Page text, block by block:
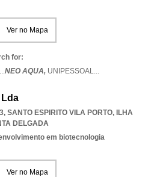
Ver no Mapa
for:
NEO AQUA, UNIPESSOAL...
, SANTO ESPIRITO VILA PORTO, ILHA
DELGADA
em biotecnologia
Ver no Mapa